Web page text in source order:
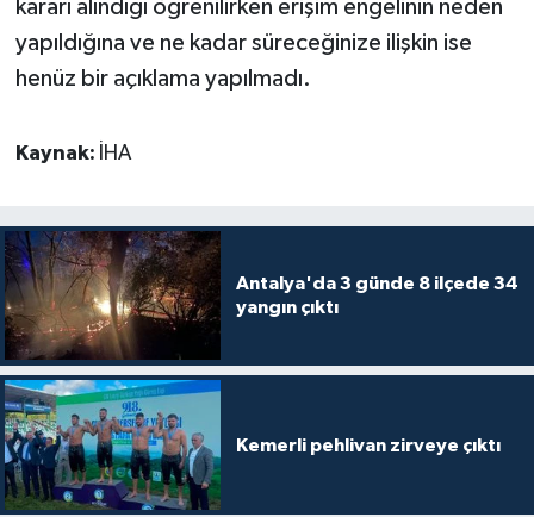
kararı alındığı öğrenilirken erişim engelinin neden
yapıldığına ve ne kadar süreceğinize ilişkin ise
henüz bir açıklama yapılmadı.
Kaynak: İHA
Antalya'da 3 günde 8 ilçede 34
yangın çıktı
Kemerli pehlivan zirveye çıktı